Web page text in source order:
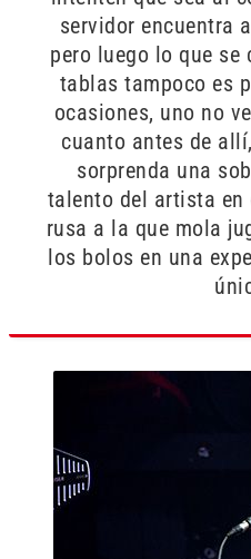
servidor encuentra
pero luego lo que se
tablas tampoco es
ocasiones, uno no
cuanto antes de
sorprenda una
talento del artista en
rusa a la que mola
los bolos en una